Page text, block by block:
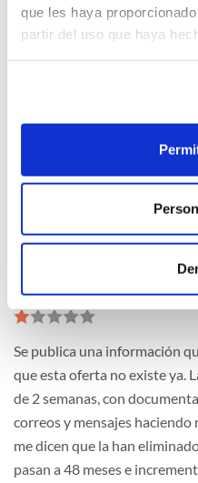
que les haya
partir del uso que haya
de 2 semanas, con
correos y mensajes
me dicen que la han
Rousi (2026-01-27)
Se publica una información
que esta oferta no existe ya.
de 2 semanas, con
correos y mensajes
me dicen que la han
pasan a 48 meses e